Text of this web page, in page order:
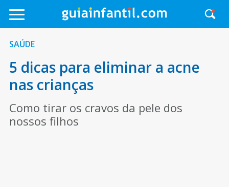
SAÚDE
5 dicas para eliminar a acne
nas crianças
Como tirar os cravos da pele dos
nossos filhos